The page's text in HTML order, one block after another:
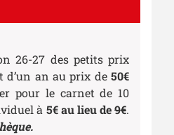
26-27 des petits prix
d’un an au prix de 50€
pour le carnet de 10
à 5€ au lieu de9€.